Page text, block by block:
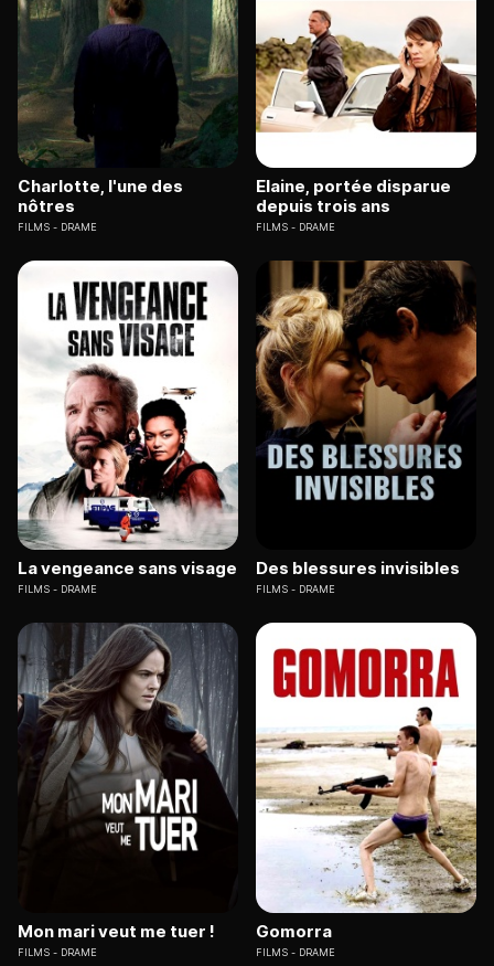
Charlotte, l'une des
nôtres
FILMS DRAME
Elaine, portée disparue
depuis trois ans
FILMS DRAME
La vengeance sans visage
FILMS DRAME
Des blessures invisibles
FILMS DRAME
Mon mari veut me tuer !
FILMS DRAME
Gomorra
FILMS DRAME